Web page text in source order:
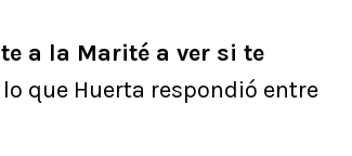
a la Marité a ver si te
lo que Huerta respondió entre